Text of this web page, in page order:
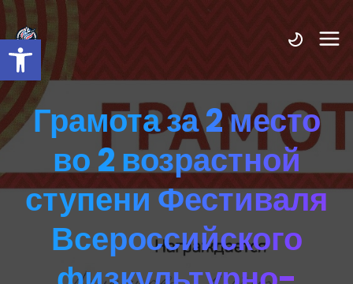
Открыть панель
Грамота за 2 место
во 2 возрастной
ступени Фестиваля
Всероссийского